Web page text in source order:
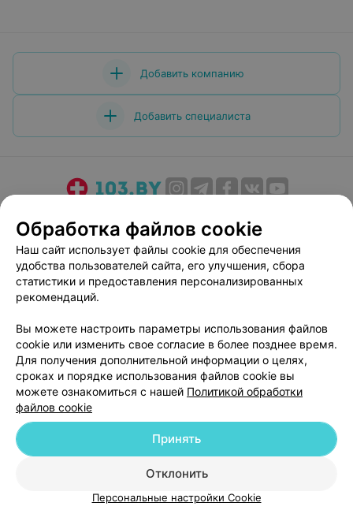
Добавить компанию
Добавить специалиста
Медицинский маркетинг
Публичный договор
Пользовательское соглашение
Способы оплаты
Вакансии
Партнеры
Написать руководителю 103.by
Персональные настройки cookie
Обработка персональных данных
© 2026 ООО «Артокс Лаб», УНП 191700409| 220012, Республика Беларусь,
г. Минск, улица Толбухина, 2, пом. 16 | help@103.by
Обработка файлов cookie
Наш сайт использует файлы cookie для обеспечения
удобства пользователей сайта, его улучшения, сбора
статистики и предоставления персонализированных
рекомендаций.
Вы можете настроить параметры использования файлов
cookie или изменить свое согласие в более позднее время.
Для получения дополнительной информации о целях,
сроках и порядке использования файлов cookie вы
можете ознакомиться с нашей Политикой обработки
файлов cookie
Отклонить
Принять
Персональные настройки Cookie